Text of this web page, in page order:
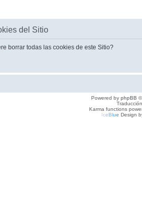
del Sitio
borrar todas las cookies de este Sitio?
Powered by phpBB
Karma functions
IceBlue Design